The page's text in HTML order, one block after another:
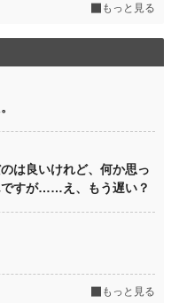
もっと見る
は良いけれど、何か思っ
ですが……え、もう遅い？
もっと見る